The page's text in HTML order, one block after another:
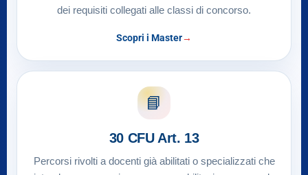
dei requisiti collegati alle classi di concorso.
Scopri i Master
📘
30 CFU Art. 13
Percorsi rivolti a docenti già abilitati o specializzati che